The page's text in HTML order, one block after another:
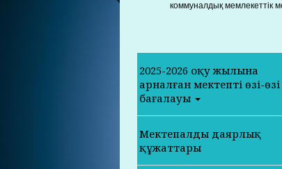
коммуналдық мемлекеттік
2025-2026 оқу жылына
арналған мектептің өзің-өзі
бағалауы
Мектепалды даярлық
құжаттары